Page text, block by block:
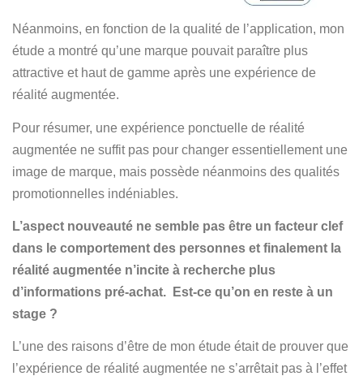
Néanmoins, en fonction de la qualité de l’application, mon
étude a montré qu’une marque pouvait paraître plus
attractive et haut de gamme après une expérience de
réalité augmentée.
Pour résumer, une expérience ponctuelle de réalité
augmentée ne suffit pas pour changer essentiellement une
image de marque, mais possède néanmoins des qualités
promotionnelles indéniables.
L’aspect nouveauté ne semble pas être un facteur clef
dans le comportement des personnes et finalement la
réalité augmentée n’incite à recherche plus
d’informations pré-achat. Est-ce qu’on en reste à un
stage ?
L’une des raisons d’être de mon étude était de prouver que
l’expérience de réalité augmentée ne s’arrêtait pas à l’effet